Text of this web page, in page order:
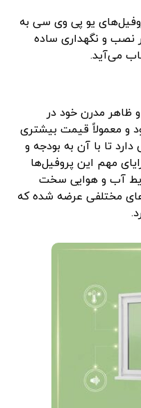
یو پی وی سی به
نصب و نگهداری ساده
می‌آید.
و ظاهر مدرن خود در
و معمولاً قیمت بیشتری
تا با آن به بودجه و
مهم این پروفیل‌ها
آب و هوایی سخت
مختلفی عرضه شده که